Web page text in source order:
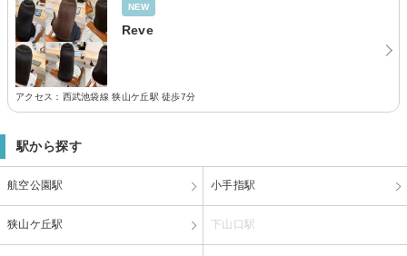
NEW
Reve
アクセス：西武池袋線 狭山ケ丘駅 徒歩7分
駅から探す
航空公園駅 小手指駅
狭山ケ丘駅 下山口駅